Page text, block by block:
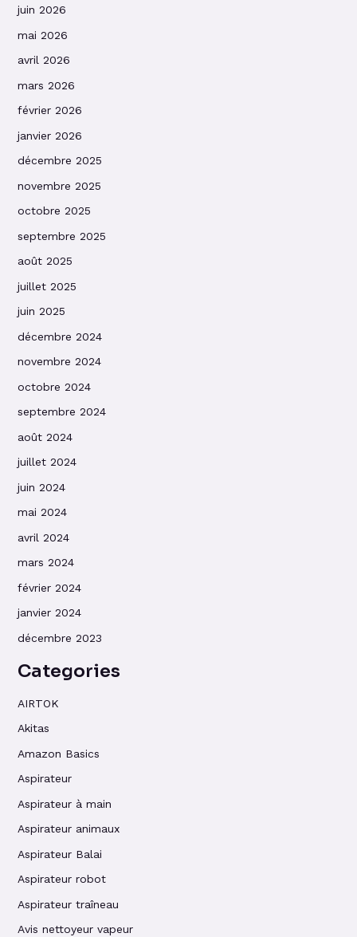
juin 2026
mai 2026
avril 2026
mars 2026
février 2026
janvier 2026
décembre 2025
novembre 2025
octobre 2025
septembre 2025
août 2025
juillet 2025
juin 2025
décembre 2024
novembre 2024
octobre 2024
septembre 2024
août 2024
juillet 2024
juin 2024
mai 2024
avril 2024
mars 2024
février 2024
janvier 2024
décembre 2023
Categories
AIRTOK
Akitas
Amazon Basics
Aspirateur
Aspirateur à main
Aspirateur animaux
Aspirateur Balai
Aspirateur robot
Aspirateur traîneau
Avis nettoyeur vapeur